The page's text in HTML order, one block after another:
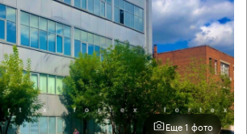
Еще 1 фото